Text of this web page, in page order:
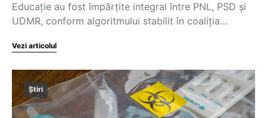
Educație au fost împărțite integral între PNL, PSD și
UDMR, conform algoritmului stabilit în coaliția…
Vezi articolul
Știri